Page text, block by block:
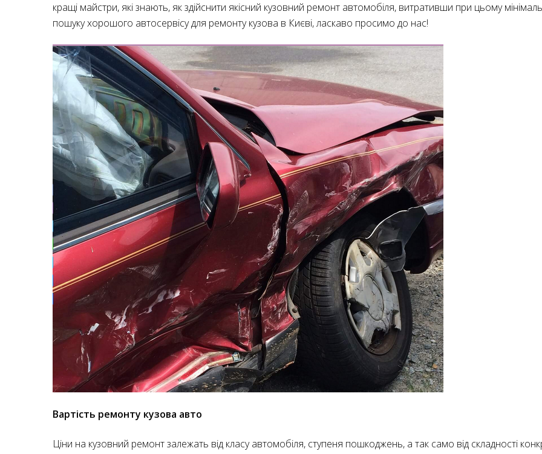
кращі майстри, які знають, як здійснити якісний кузовний ремонт автомобіля, витративши при цьому
пошуку хорошого автосервісу для ремонту кузова в Києві, ласкаво просимо до нас!
Вартість ремонту кузова авто
Ціни на кузовний ремонт залежать від класу автомобіля, ступеня пошкоджень, а так само від складності